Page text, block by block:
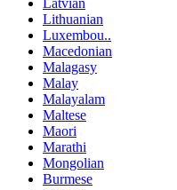
Lithuanian
Luxembou..
Macedonian
Malagasy
Malay
Malayalam
Maltese
Maori
Marathi
Mongolian
Burmese